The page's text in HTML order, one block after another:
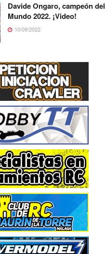
Davide Ongaro, campeón del
Mundo 2022. ¡Video!
10/09/2022